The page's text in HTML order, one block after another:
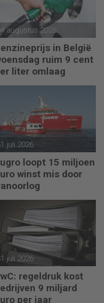
augustus 2026
in België
ruim 9 cent
liter omlaag
juli 2026
loopt 15 miljoen
winst mis door
juli 2026
regeldruk kost
9 miljard
per jaar